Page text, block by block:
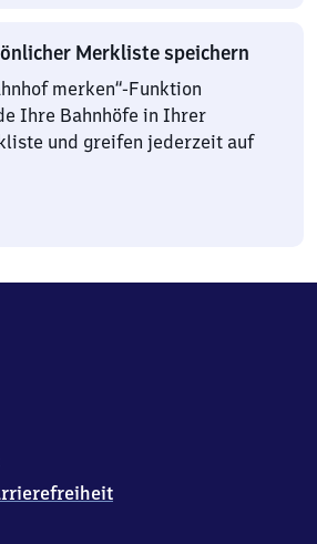
Merkliste speichern
merken“-Funktion
Ihre Bahnhöfe in Ihrer
und greifen jederzeit auf